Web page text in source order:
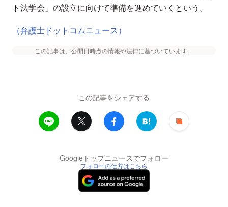
ト法学会」の設立に向けて準備を進めていくという。
（弁護士ドットコムニュース）
この記事は、公開日時点の情報や法律に基づいています。
この記事をシェアする
Googleトップニュースでフォロー
フォローの仕方はこちら